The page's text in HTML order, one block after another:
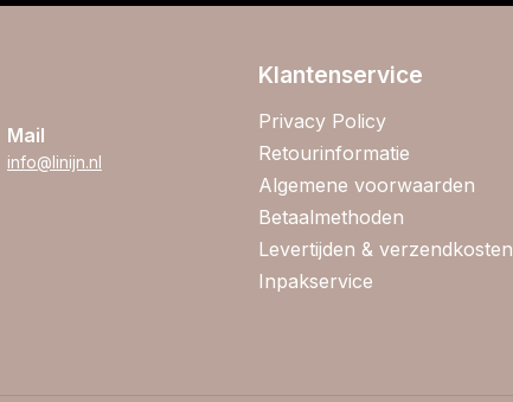
Mail
info@linijn.nl
Klantenservice
Privacy Policy
Retourinformatie
Algemene voorwaarden
Betaalmethoden
Levertijden & verzendkosten
Inpakservice